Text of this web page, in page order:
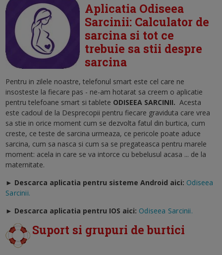
Aplicatia Odiseea
Sarcinii: Calculator de
sarcina si tot ce
trebuie sa stii despre
sarcina
Pentru in zilele noastre, telefonul smart este cel care ne
insosteste la fiecare pas - ne-am hotarat sa creem o aplicatie
pentru telefoane smart si tablete ODISEEA SARCINII. Acesta
este cadoul de la Desprecopii pentru fiecare graviduta care vrea
sa stie in orice moment cum se dezvolta fatul din burtica, cum
creste, ce teste de sarcina urmeaza, ce pericole poate aduce
sarcina, cum sa nasca si cum sa se pregateasca pentru marele
moment: acela in care se va intorce cu bebelusul acasa ... de la
maternitate.
► Descarca aplicatia pentru sisteme Android aici: Odiseea
Sarcinii.
► Descarca aplicatia pentru IOS aici: Odiseea Sarcinii.
Suport si grupuri de burtici